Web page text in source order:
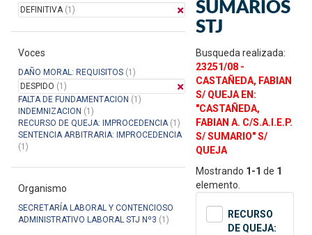
Sumarios del STJ
Manual del Usuario
DEFINITIVA(1)
Voces
DAÑO MORAL: REQUISITOS (1)
DESPIDO (1)
FALTA DE FUNDAMENTACION (1)
INDEMNIZACION (1)
RECURSO DE QUEJA: IMPROCEDENCIA(1)
SENTENCIA ARBITRARIA: IMPROCEDENCIA
(1)
Organismo
SECRETARÍA LABORAL Y CONTENCIOSO
ADMINISTRATIVO LABORAL STJ Nº3 (1)
SUMARIOS
STJ
Busqueda realizada:
23251/08 -
CASTAÑEDA, FABIAN
S/ QUEJA EN:
"CASTAÑEDA,
FABIAN A. C/S.A.I.E.P.
S/ SUMARIO" S/
QUEJA
Mostrando 1-1 de 1
elemento.
RECURSO
DE QUEJA: